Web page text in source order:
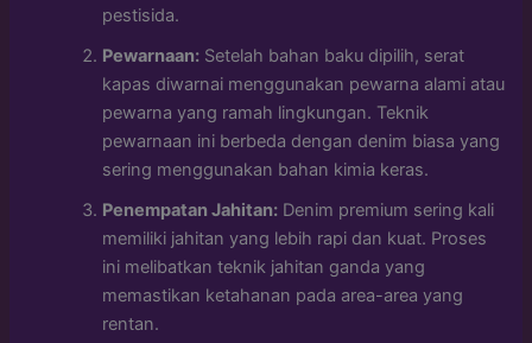
pestisida.
Pewarnaan: Setelah bahan baku dipilih, serat
kapas diwarnai menggunakan pewarna alami atau
pewarna yang ramah lingkungan. Teknik
pewarnaan ini berbeda dengan denim biasa yang
sering menggunakan bahan kimia keras.
Penempatan Jahitan: Denim premium sering kali
memiliki jahitan yang lebih rapi dan kuat. Proses
ini melibatkan teknik jahitan ganda yang
memastikan ketahanan pada area-area yang
rentan.